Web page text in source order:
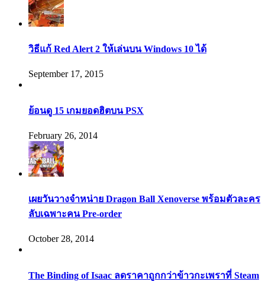
วิธีแก้ Red Alert 2 ให้เล่นบน Windows 10 ได้
September 17, 2015
ย้อนดู 15 เกมยอดฮิตบน PSX
February 26, 2014
เผยวันวางจำหน่าย Dragon Ball Xenoverse พร้อมตัวละคร
ลับเฉพาะคน Pre-order
October 28, 2014
The Binding of Isaac ลดราคาถูกกว่าข้าวกะเพราที่ Steam